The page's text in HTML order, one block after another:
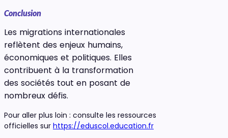
Conclusion
Les migrations internationales
reflètent des enjeux humains,
économiques et politiques. Elles
contribuent à la transformation
des sociétés tout en posant de
nombreux défis.
Pour aller plus loin : consulte les ressources
officielles sur https://eduscol.education.fr